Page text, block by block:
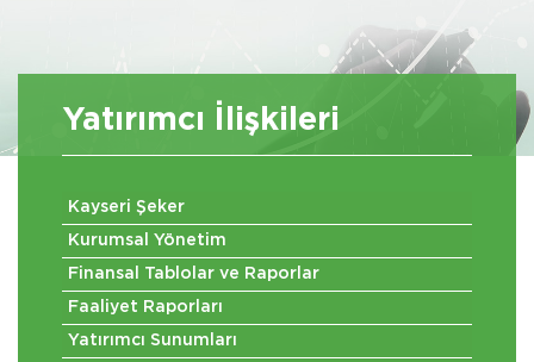
Yatırımcı İlişkileri
Kayseri Şeker
Kurumsal Yönetim
Finansal Tablolar ve Raporlar
Faaliyet Raporları
Yatırımcı Sunumları